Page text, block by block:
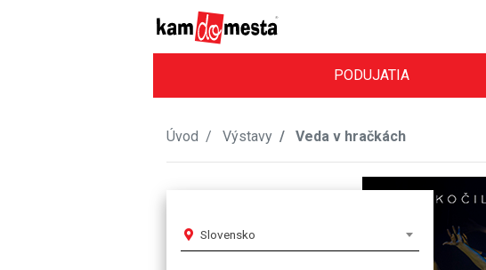
PODUJATIA
Úvod Výstavy Veda v hračkách
Slovensko